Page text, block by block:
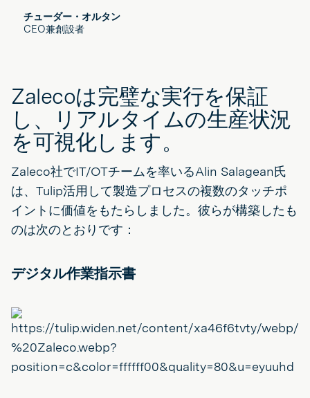
チューダー・オルタン
CEO兼創設者
Zalecoは完璧な実行を保証
し、リアルタイムの生産状況
を可視化します。
Zaleco社でIT/OTチームを率いるAlin Salagean氏
は、Tulip活用して製造プロセスの複数のタッチポ
イントに価値をもたらしました。彼らが構築したも
のは次のとおりです：
デジタル作業指示書